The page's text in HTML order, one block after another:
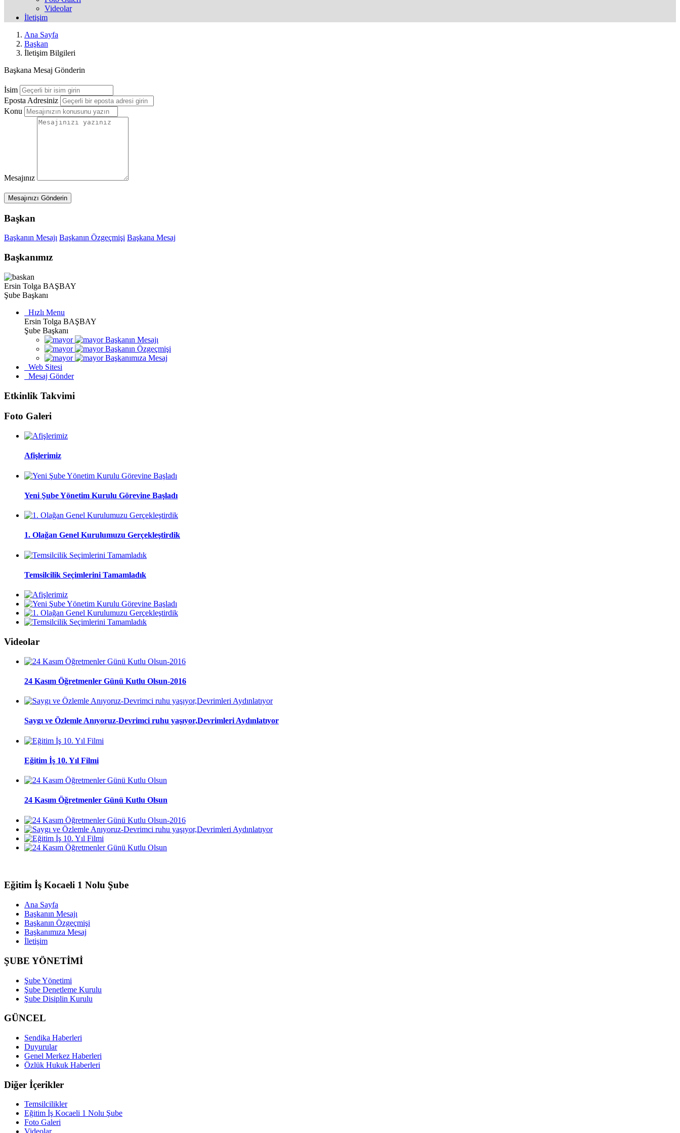
Videolar
İletişim
Ana Sayfa
Başkan
İletişim Bilgileri
Başkana Mesaj Gönderin
İsim
Eposta Adresiniz
Konu
Mesajınız
Başkan
Başkanın Mesajı Başkanın Özgeçmişi Başkana Mesaj
Başkanımız
Ersin Tolga BAŞBAY
Şube Başkanı
Hızlı Menu
Ersin Tolga BAŞBAY
Şube Başkanı
Başkanın Mesajı
Başkanın Özgeçmişi
Başkanımıza Mesaj
Web Sitesi
Mesaj Gönder
Etkinlik Takvimi
Foto Galeri
Afişlerimiz
Yeni Şube Yönetim Kurulu Görevine Başladı
1. Olağan Genel Kurulumuzu Gerçekleştirdik
Temsilcilik Seçimlerini Tamamladık
Videolar
24 Kasım Öğretmenler Günü Kutlu Olsun-2016
Saygı ve Özlemle Anıyoruz-Devrimci ruhu yaşıyor,Devrimleri Aydınlatıyor
Eğitim İş 10. Yıl Filmi
24 Kasım Öğretmenler Günü Kutlu Olsun
Eğitim İş Kocaeli 1 Nolu Şube
Ana Sayfa
Başkanın Mesajı
Başkanın Özgeçmişi
Başkanımıza Mesaj
İletişim
ŞUBE YÖNETİMİ
Şube Yönetimi
Şube Denetleme Kurulu
Şube Disiplin Kurulu
GÜNCEL
Sendika Haberleri
Duyurular
Genel Merkez Haberleri
Özlük Hukuk Haberleri
Diğer İçerikler
Temsilcilikler
Eğitim İş Kocaeli 1 Nolu Şube
Foto Galeri